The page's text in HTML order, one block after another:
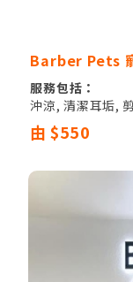
Barber Pets
服務包括：
沖涼, 清潔耳垢,
遮蓋眼睛毛, 清潔
由 $550